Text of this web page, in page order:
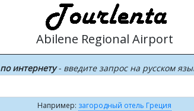
Abilene Regional Airport
интернету- введите запрос на русском
Например: загородный отель Греция